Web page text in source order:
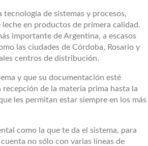
tecnología de sistemas y procesos,
en productos de primera calidad.
importante de Argentina, a escasos
las ciudades de Córdoba, Rosario y
centros de distribución.
y que su documentación esté
de la materia prima hasta la
les permitan estar siempre en los más
como la que te da el sistema, para
no sólo con varias líneas de